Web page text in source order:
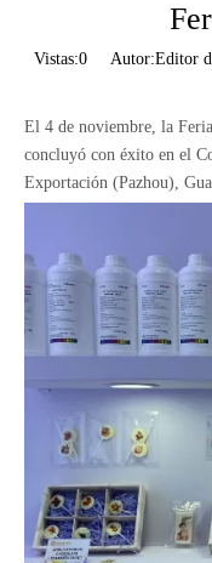
Vistas:0 Autor:Editor
El 4 de noviembre, la
concluyó con éxito en el
Exportación (Pazhou),